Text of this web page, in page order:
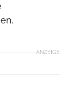
ANZEIGE